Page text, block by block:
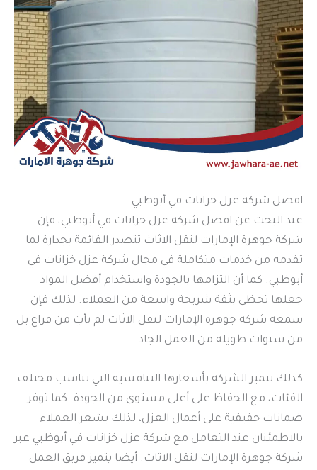
افضل شركة عزل خزانات في أبوظبي
عند البحث عن افضل شركة عزل خزانات في أبوظبي، فإن
شركة جوهرة الإمارات لنقل الاثاث تتصدر القائمة بجدارة لما
تقدمه من خدمات متكاملة في مجال شركة عزل خزانات في
أبوظبي. كما أن التزامها بالجودة واستخدام أفضل المواد
جعلها تحظى بثقة شريحة واسعة من العملاء. لذلك فإن
سمعة شركة جوهرة الإمارات لنقل الاثاث لم تأتِ من فراغ بل
من سنوات طويلة من العمل الجاد.
كذلك تتميز الشركة بأسعارها التنافسية التي تناسب مختلف
الفئات، مع الحفاظ على أعلى مستوى من الجودة. كما توفر
ضمانات حقيقية على أعمال العزل، لذلك يشعر العملاء
بالاطمئنان عند التعامل مع شركة عزل خزانات في أبوظبي عبر
شركة جوهرة الإمارات لنقل الاثاث. أيضا يتميز فريق العمل